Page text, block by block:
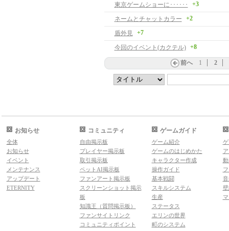
東京ゲームショーに･･････ +3
ネームとチャットカラー +2
盾外見 +7
今回のイベント(カクテル) +8
前へ 1 2
お知らせ
全体
お知らせ
イベント
メンテナンス
アップデート
ETERNITY
コミュニティ
自由掲示板
プレイヤー掲示板
取引掲示板
ペットAI掲示板
ファンアート掲示板
スクリーンショット掲示
板
知識王（質問掲示板）
ファンサイトリンク
コミュニティポイント
ゲームガイド
ゲーム紹介
ゲームのはじめかた
キャラクター作成
操作ガイド
基本戦闘
スキルシステム
生産
ステータス
エリンの世界
町のシステム